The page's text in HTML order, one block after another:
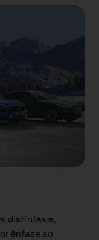
distintas e,
ênfase ao